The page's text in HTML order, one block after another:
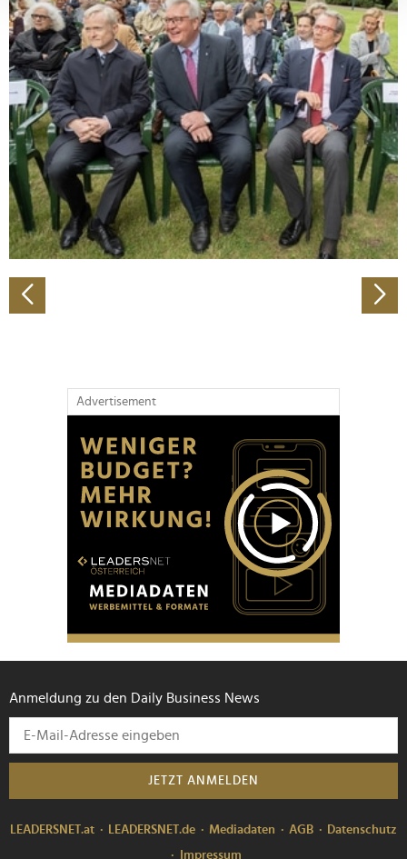
verarbeitet werden, und legen Sie Ihre Präferenzen im
Abschnitt Einzelheitenfest.
Wir verwenden Cookies, um Inhalte und Anzeigen zu
personalisieren, Funktionen für soziale Medien anbieten
zu können und die Zugriffe auf unsere Website zu
analysieren. Außerdem geben wir Informationen zu Ihrer
Verwendung unserer Website an unsere Partner für
soziale Medien, Werbung und Analysen weiter. Unsere
Partner führen diese Informationen möglicherweise mit
weiteren Daten zusammen, die Sie ihnen bereitgestellt
haben oder die sie im Rahmen Ihrer Nutzung der Dienste
gesammelt haben.
Advertisement
Anmeldung zu den Daily Business News
JETZT ANMELDEN
LEADERSNET.at LEADERSNET.de Mediadaten AGB
Datenschutz
Impressum